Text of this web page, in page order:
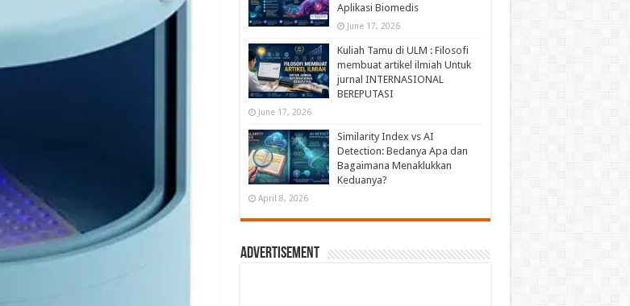
Aplikasi Biomedis
June 17, 2026
Kuliah Tamu di ULM : Filosofi
membuat artikel ilmiah Untuk
jurnal INTERNASIONAL
BEREPUTASI
June 17, 2026
Similarity Index vs AI
Detection: Bedanya Apa dan
Bagaimana Menaklukkan
Keduanya?
April 8, 2026
Advertisement